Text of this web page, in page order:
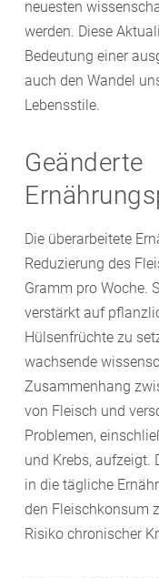
neuesten
werden. Diese
Bedeutung einer
auch den Wandel
Lebensstile.
Geänderte
Die überarbeitete
Reduzierung des
Gramm pro Woche.
verstärkt auf
Hülsenfrüchte zu
wachsende
Zusammenhang
von Fleisch und
Problemen,
und Krebs, aufzeigt.
in die tägliche
den Fleischkonsum
Risiko chronischer